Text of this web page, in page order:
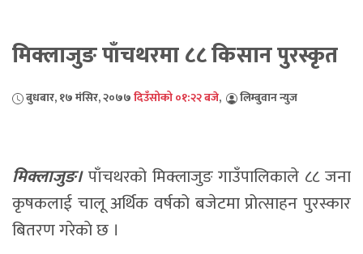
मिक्लाजुङ पाँचथरमा ८८ किसान पुरस्कृत
बुधबार, १७ मंसिर, २०७७दिउँसोको ०१:२२ बजे, लिम्बुवान न्युज
मिक्लाजुङ।पाँचथरको मिक्लाजुङ गाउँपालिकाले ८८ जना
कृषकलाई चालू अर्थिक वर्षको बजेटमा प्रोत्साहन पुरस्कार
बितरण गरेकाे छ ।